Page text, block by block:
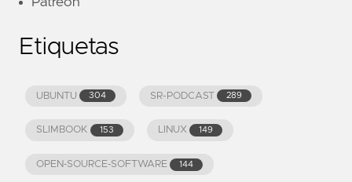
Etiquetas
UBUNTU 304 SR-PODCAST 289
SLIMBOOK 153 LINUX 149
OPEN-SOURCE-SOFTWARE 144